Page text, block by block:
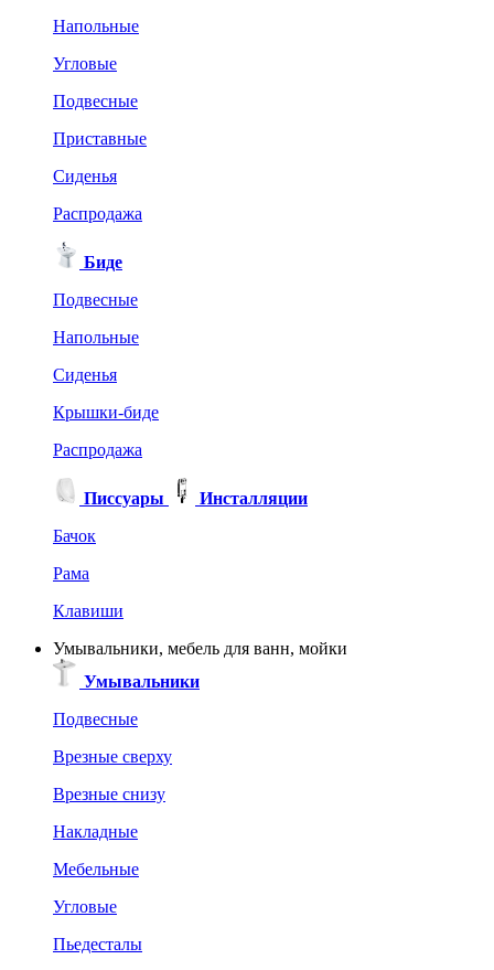
Напольные
Угловые
Подвесные
Приставные
Сиденья
Распродажа
Биде
Подвесные
Напольные
Сиденья
Крышки-биде
Распродажа
Писсуары
Инсталляции
Бачок
Рама
Клавиши
Умывальники, мебель для ванн, мойки
Умывальники
Подвесные
Врезные сверху
Врезные снизу
Накладные
Мебельные
Угловые
Пьедесталы